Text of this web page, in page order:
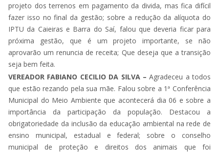
projeto dos terrenos em pagamento da divida, mas fica difícil
fazer isso no final da gestão; sobre a redução da alíquota do
IPTU da Caieiras e Barra do Saí, falou que deveria ficar para
próxima gestão, que é um projeto importante, se não
aprovarão um renuncia de receita; Que deseja que a transição
seja bem feita.
VEREADOR FABIANO CECILIO DA SILVA –Agradeceu a todos
que estão rezando pela sua mãe. Falou sobre a 1ª Conferência
Municipal do Meio Ambiente que acontecerá dia 06 e sobre a
importância da participação da população. Destacou a
obrigatoriedade da inclusão da educação ambiental na rede de
ensino municipal, estadual e federal; sobre o conselho
municipal de proteção e direitos dos animais que foi